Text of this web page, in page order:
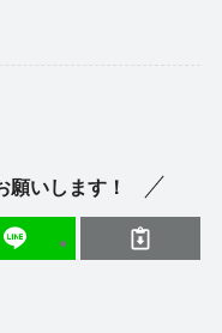
願いします！